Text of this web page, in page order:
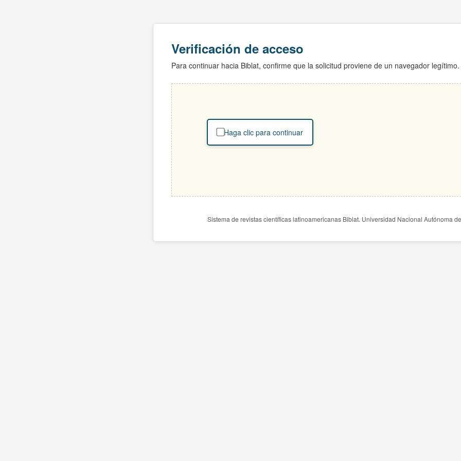
Verificación de acceso
Para continuar hacia Biblat, confirme que la solicitud proviene de un navegador legítimo.
Haga clic para continuar
Sistema de revistas científicas latinoamericanas Biblat. Universidad Nacional Autónoma